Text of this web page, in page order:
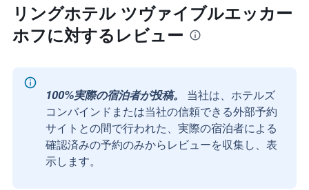
リングホテル ツヴァイブルエッカー
ホフに対するレビュー
100%実際の宿泊者が投稿。
当社は、ホテルズ
コンバインドまたは当社の信頼できる外部予約
サイトとの間で行われた、実際の宿泊者による
確認済みの予約のみからレビューを収集し、表
示します。